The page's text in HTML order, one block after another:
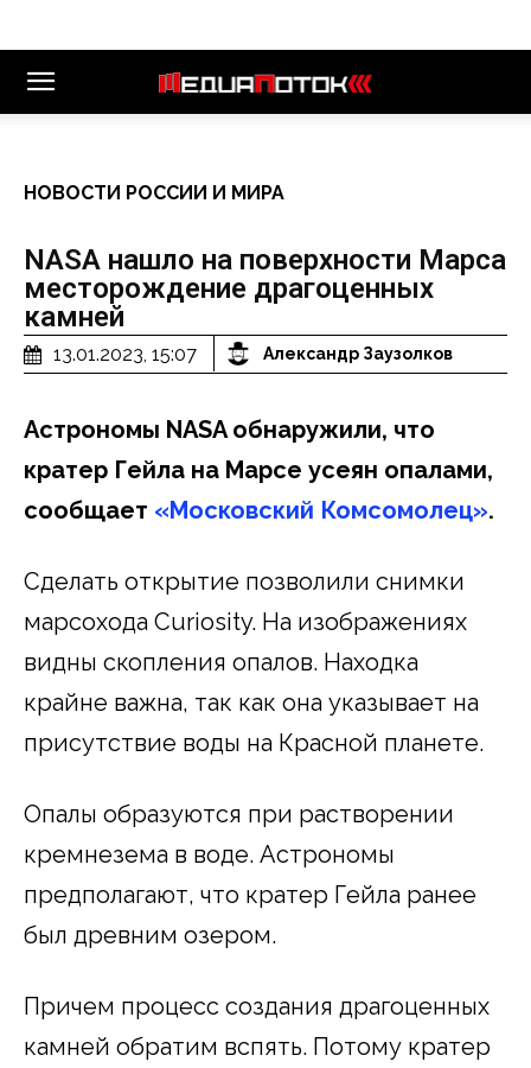
НОВОСТИ РОССИИ И МИРА
NASA нашло на поверхности Марса
месторождение драгоценных
камней
13.01.2023, 15:07 Александр Заузолков
Астрономы NASA обнаружили, что
кратер Гейла на Марсе усеян опалами,
сообщает «Московский Комсомолец».
Сделать открытие позволили снимки
марсохода Curiosity. На изображениях
видны скопления опалов. Находка
крайне важна, так как она указывает на
присутствие воды на Красной планете.
Опалы образуются при растворении
кремнезема в воде. Астрономы
предполагают, что кратер Гейла ранее
был древним озером.
Причем процесс создания драгоценных
камней обратим вспять. Потому кратер